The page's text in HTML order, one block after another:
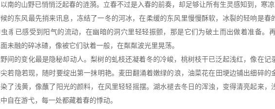
南的山野已悄悄泛起春的涟漪。立春不过是入春的前奏，却足够让所有生灵感知到，寒凉
的东风最先捎来讯息，冻结了一冬的河冰，在柔缓的东风里慢慢酥软，冰裂的轻响是
虫豸已感受到阳气的流动，在幽暗的洞穴里轻轻振颤，那是它们为破土而出做着准备。
未融的碎冰碴，像被它们驮着一般，在粼粼波光里晃荡。
间的变化最是隐秘却动人。梨树的虬枝还凝着冬的冷峻，桃树枝干已泛起浅红，像在
尖若隐若现，随时要绽出第一抹明艳。麦田翻涌着嫩绿的浪，油菜花在田埂边铺出细碎
了浅黄，像蘸了阳光的颜料，在风里轻轻摇摆。湖水褪去冬日的浑浊，变得清亮起来
自在游弋，每一处都藏着春的悸动。